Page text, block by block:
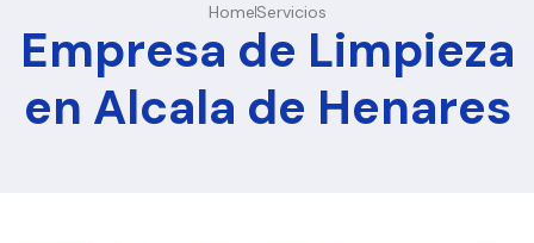
HomeServicios
Empresa de Limpieza
en Alcala de Henares